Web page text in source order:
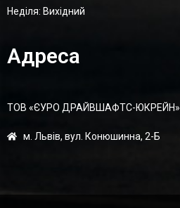
Неділя: Вихідний
Адреса
ТОВ «ЄУРО ДРАЙВШАФТC-ЮКРЕЙН»
м. Львів, вул. Конюшинна, 2-Б